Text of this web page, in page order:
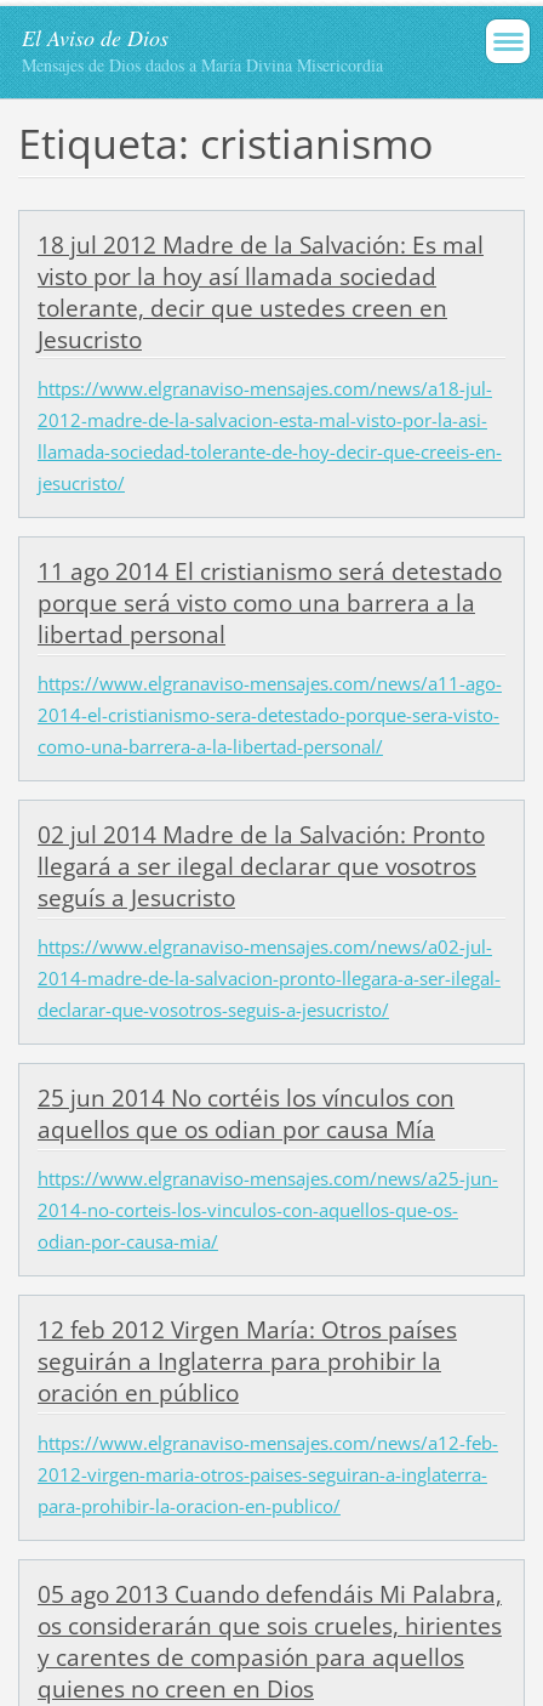
El Aviso de Dios
Mensajes de Dios dados a María Divina Misericordia
Etiqueta: cristianismo
18 jul 2012 Madre de la Salvación: Es mal
visto por la hoy así llamada sociedad
tolerante, decir que ustedes creen en
Jesucristo
https://www.elgranaviso-mensajes.com/news/a18-jul-
2012-madre-de-la-salvacion-esta-mal-visto-por-la-asi-
llamada-sociedad-tolerante-de-hoy-decir-que-creeis-en-
jesucristo/
11 ago 2014 El cristianismo será detestado
porque será visto como una barrera a la
libertad personal
https://www.elgranaviso-mensajes.com/news/a11-ago-
2014-el-cristianismo-sera-detestado-porque-sera-visto-
como-una-barrera-a-la-libertad-personal/
02 jul 2014 Madre de la Salvación: Pronto
llegará a ser ilegal declarar que vosotros
seguís a Jesucristo
https://www.elgranaviso-mensajes.com/news/a02-jul-
2014-madre-de-la-salvacion-pronto-llegara-a-ser-ilegal-
declarar-que-vosotros-seguis-a-jesucristo/
25 jun 2014 No cortéis los vínculos con
aquellos que os odian por causa Mía
https://www.elgranaviso-mensajes.com/news/a25-jun-
2014-no-corteis-los-vinculos-con-aquellos-que-os-
odian-por-causa-mia/
12 feb 2012 Virgen María: Otros países
seguirán a Inglaterra para prohibir la
oración en público
https://www.elgranaviso-mensajes.com/news/a12-feb-
2012-virgen-maria-otros-paises-seguiran-a-inglaterra-
para-prohibir-la-oracion-en-publico/
05 ago 2013 Cuando defendáis Mi Palabra,
os considerarán que sois crueles, hirientes
y carentes de compasión para aquellos
quienes no creen en Dios